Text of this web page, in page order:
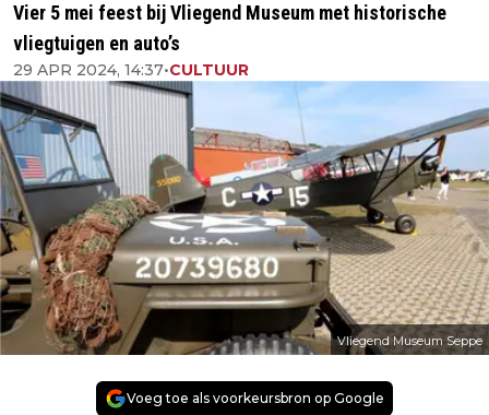
Vier 5 mei feest bij Vliegend Museum met historische
vliegtuigen en auto’s
29 APR 2024, 14:37•CULTUUR
Vliegend Museum Seppe
Voeg toe als voorkeursbron op Google